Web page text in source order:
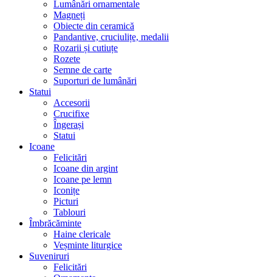
Lumânări ornamentale
Magneți
Obiecte din ceramică
Pandantive, cruciulițe, medalii
Rozarii și cutiuțe
Rozete
Semne de carte
Suporturi de lumânări
Statui
Accesorii
Crucifixe
Îngerași
Statui
Icoane
Felicitări
Icoane din argint
Icoane pe lemn
Iconițe
Picturi
Tablouri
Îmbrăcăminte
Haine clericale
Veșminte liturgice
Suveniruri
Felicitări